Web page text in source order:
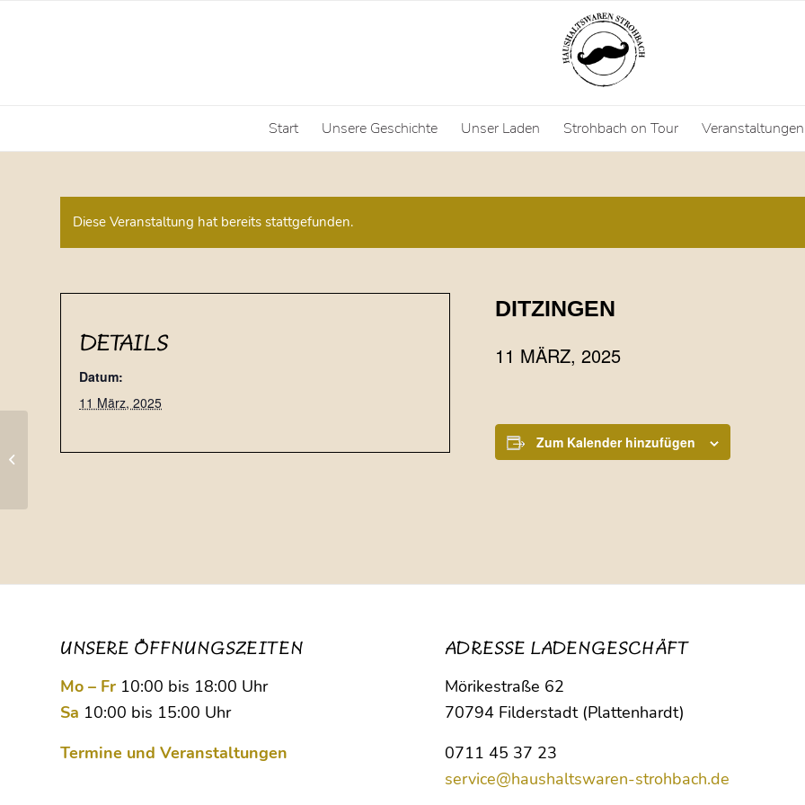
Start Unsere Geschichte Unser Laden Strohbach on Tour Veranstaltungen
Diese Veranstaltung hat bereits stattgefunden.
DITZINGEN
11 MÄRZ, 2025
Zum Kalender hinzufügen
DETAILS
Datum:
11 März, 2025
UNSERE ÖFFNUNGSZEITEN
Mo – Fr 10:00 bis 18:00 Uhr
Sa 10:00 bis 15:00 Uhr
Termine und Veranstaltungen
ADRESSE LADENGESCHÄFT
Mörikestraße 62
70794 Filderstadt (Plattenhardt)
0711 45 37 23
service@haushaltswaren-strohbach.de